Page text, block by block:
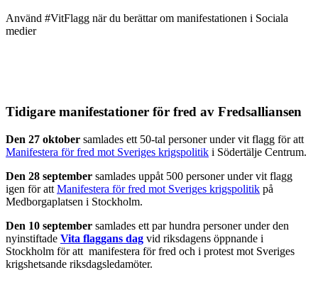
Använd #VitFlagg när du berättar om manifestationen i Sociala
medier
Tidigare manifestationer för fred av Fredsalliansen
Den 27 oktober samlades ett 50-tal personer under vit flagg för att
Manifestera förfred mot Sveriges krigspolitik i Södertälje Centrum.
Den 28 september samlades uppåt 500 personer under vit flagg
igen för att Manifestera för fred mot Sveriges krigspolitik på
Medborgaplatsen i Stockholm.
Den 10 september samlades ett par hundra personer under den
nyinstiftade Vita flaggans dag vid riksdagens öppnande i
Stockholm för att manifestera för fred och i protest mot Sveriges
krigshetsande riksdagsledamöter.